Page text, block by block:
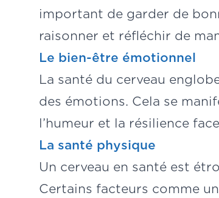
important de garder de
raisonner et réfléchir de
Le bien-être émotionnel
La santé du cerveau
des émotions. Cela se
l’humeur et la résilience
La santé physique
Un cerveau en santé est
Certains facteurs comme